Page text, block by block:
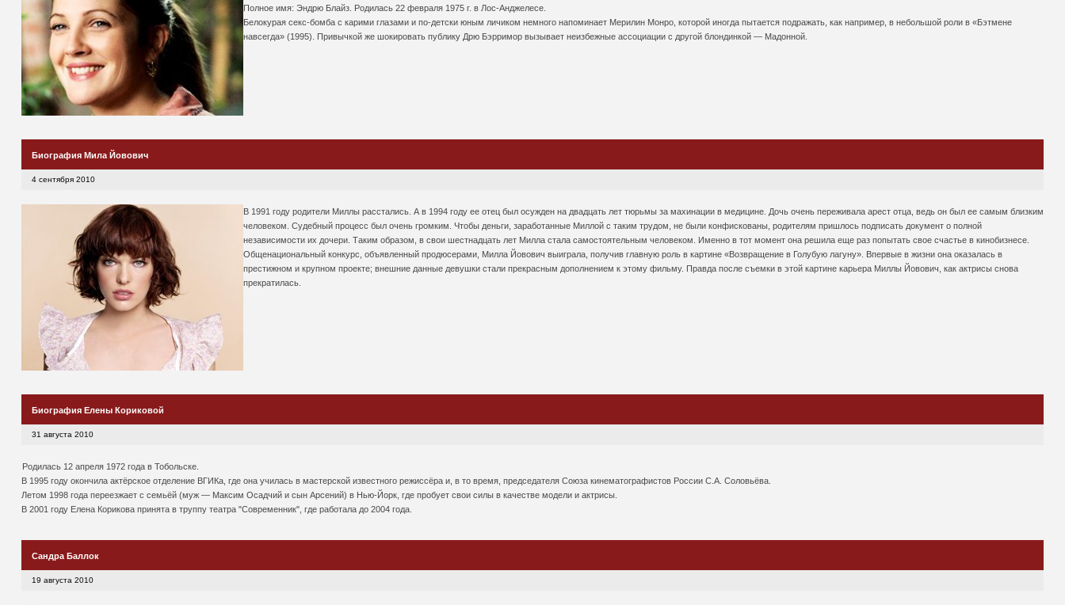
Полное имя: Эндрю Блайз. Родилась 22 февраля 1975 г. в Лос-Анджелесе.
Белокурая секс-бомба с карими глазами и по-детски юным личиком немного напоминает Мерилин Монро, которой иногда пытается подражать, как например, в небольшой роли в «Бэтмене
навсегда» (1995). Привычкой же шокировать публику Дрю Бэрримор вызывает неизбежные ассоциации с другой блондинкой — Мадонной.
Биография Мила Йовович
4 сентября 2010
В 1991 году родители Миллы расстались. А в 1994 году ее отец был осужден на двадцать лет тюрьмы за махинации в медицине. Дочь очень переживала арест отца, ведь он был ее самым близким
человеком. Судебный процесс был очень громким. Чтобы деньги, заработанные Миллой с таким трудом, не были конфискованы, родителям пришлось подписать документ о полной
независимости их дочери. Таким образом, в свои шестнадцать лет Милла стала самостоятельным человеком. Именно в тот момент она решила еще раз попытать свое счастье в кинобизнесе.
Общенациональный конкурс, объявленный продюсерами, Милла Йовович выиграла, получив главную роль в картине «Возвращение в Голубую лагуну». Впервые в жизни она оказалась в
престижном и крупном проекте; внешние данные девушки стали прекрасным дополнением к этому фильму. Правда после съемки в этой картине карьера Миллы Йовович, как актрисы снова
прекратилась.
Биография Елены Кориковой
31 августа 2010
Родилась 12 апреля 1972 года в Тобольске.
В 1995 году окончила актёрское отделение ВГИКа, где она училась в мастерской известного режиссёра и, в то время, председателя Союза кинематографистов России С.А. Соловьёва.
Летом 1998 года переезжает с семьёй (муж — Максим Осадчий и сын Арсений) в Нью-Йорк, где пробует свои силы в качестве модели и актрисы.
В 2001 году Елена Корикова принята в труппу театра "Современник", где работала до 2004 года.
Сандра Баллок
19 августа 2010